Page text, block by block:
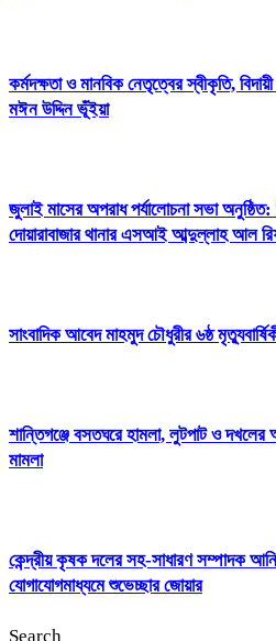
কর্মদক্ষতা ও মানবিক নেতৃত্বের স্বীকৃতি,
মঈন উদ্দিন ভূঁইয়া
জুলাই মাসের অপরাধ পর্যালোচনা সভা অনুষ্ঠিত:
দোয়ারাবাজার থানার এসআই আব্দুল্লাহ আল
সাংবাদিক আবেদ মাহমুদ চৌধুরীর ৬ষ্ঠ
শান্তিগঞ্জে বসতঘরে হামলা, লুটপাট ও দখলের
মামলা
কেন্দ্রীয় কৃষক দলের সহ-সাধারণ সম্পাদক
যোগাযোগমাধ্যমে শুভেচ্ছার জোয়ার
Search